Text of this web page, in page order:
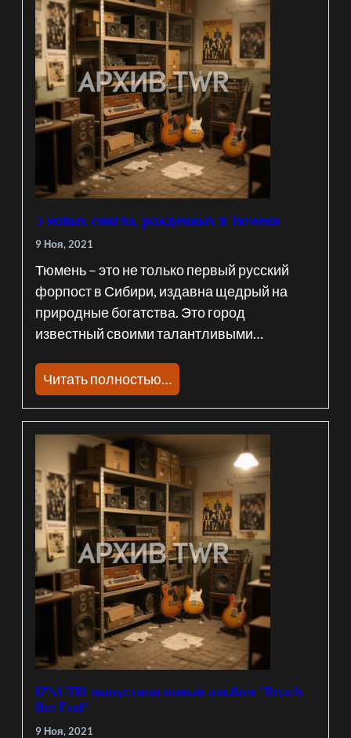
3 новых сингла, рожденных в Тюмени
9 Ноя, 2021
Тюмень – это не только первый русский
форпост в Сибири, издавна щедрый на
природные богатства. Это город
известный своими талантливыми…
Читать полностью…
IZNUTRI выпустили новый альбом “Reach
the End”
9 Ноя, 2021